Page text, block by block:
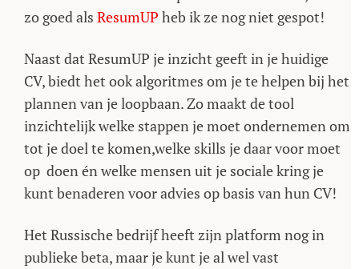
zo goed als ResumUP heb ik ze nog niet gespot!
Naast dat ResumUP je inzicht geeft in je huidige
CV, biedt het ook algoritmes om je te helpen bij het
plannen van je loopbaan. Zo maakt de tool
inzichtelijk welke stappen je moet ondernemen om
tot je doel te komen,welke skills je daar voor moet
op doen én welke mensen uit je sociale kring je
kunt benaderen voor advies op basis van hun CV!
Het Russische bedrijf heeft zijn platform nog in
publieke beta, maar je kunt je al wel vast